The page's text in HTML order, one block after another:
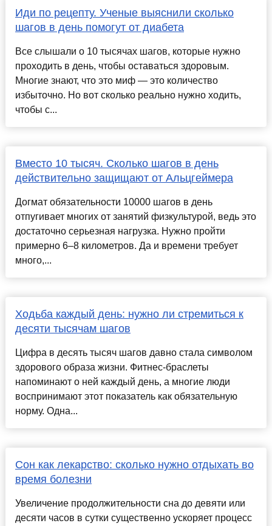
Иди по рецепту. Ученые выяснили сколько
шагов в день помогут от диабета
Все слышали о 10 тысячах шагов, которые нужно
проходить в день, чтобы оставаться здоровым.
Многие знают, что это миф — это количество
избыточно. Но вот сколько реально нужно ходить,
чтобы с...
Вместо 10 тысяч. Сколько шагов в день
действительно защищают от Альцгеймера
Догмат обязательности 10000 шагов в день
отпугивает многих от занятий физкультурой, ведь это
достаточно серьезная нагрузка. Нужно пройти
примерно 6–8 километров. Да и времени требует
много,...
Ходьба каждый день: нужно ли стремиться к
десяти тысячам шагов
Цифра в десять тысяч шагов давно стала символом
здорового образа жизни. Фитнес-браслеты
напоминают о ней каждый день, а многие люди
воспринимают этот показатель как обязательную
норму. Одна...
Сон как лекарство: сколько нужно отдыхать во
время болезни
Увеличение продолжительности сна до девяти или
десяти часов в сутки существенно ускоряет процесс